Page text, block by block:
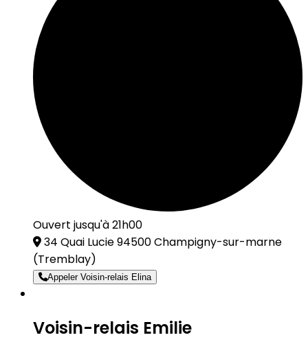
Ouvert jusqu'à 21h00
34 Quai Lucie 94500 Champigny-sur-marne
(Tremblay)
Appeler Voisin-relais Elina
Voisin-relais Emilie